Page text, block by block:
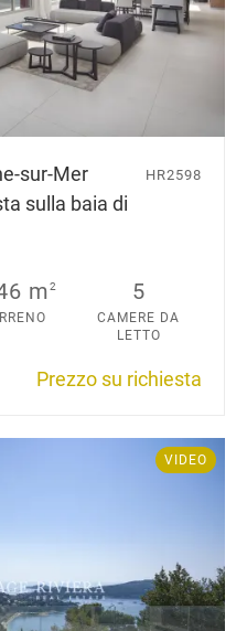
sur-Mer
sulla baia di
HR2598
m2 5
CAMERE DA
LETTO
Prezzo su richiesta
VIDEO